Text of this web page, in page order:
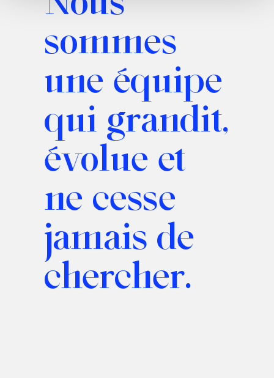
sommes
une équipe
qui grandit,
évolue et
ne cesse
jamais de
chercher.
biens et services, par n’importe quel moyen (connu ou
non), y compris, à titre d’exemple et non exhaustif,
d’entités physiques ou juridiques liées contractuellement
avec Maikii S.r.l. et/ou qui, en tout état de cause,
(Responsables externes du traitement des données
nommés spécialement).